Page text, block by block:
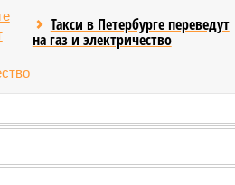
Такси в Петербурге переведут
на газ и электричество